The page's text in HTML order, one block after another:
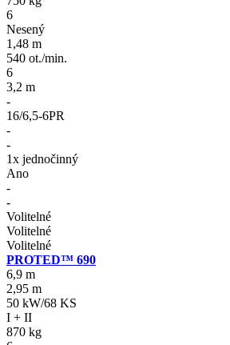
6
Nesený
1,48 m
540 ot./min.
6
3,2 m
-
16/6,5-6PR
-
-
1x jednočinný
Ano
-
-
Volitelné
Volitelné
Volitelné
PROTED™ 690
6,9 m
2,95 m
50 kW/68 KS
I + II
870 kg